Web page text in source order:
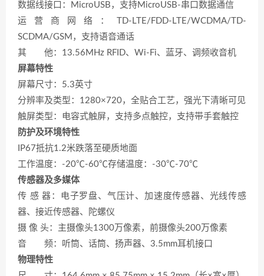
数据线接口：MicroUSB，支持MicroUSB-串口数据通信
运营商网络：TD-LTE/FDD-LTE/WCDMA/TD-
SCDMA/GSM，支持语音通话
其 他：13.56MHz RFID、Wi-Fi、蓝牙、调频收音机
屏幕特性
屏幕尺寸：5.3英寸
分辨率及类型：1280×720，全贴合工艺，强光下清晰可见
触屏类型：电容式触屏，支持多点触控，支持带手套触控
防护及环境特性
IP67抵抗1.2米跌落至硬质地面
工作温度：-20℃-60℃存储温度：-30℃-70℃
传感器及多媒体
传 感 器：电子罗盘、气压计、加速度传感器、光线传感
器、接近传感器、陀螺仪
摄 像 头：主摄像头1300万像素，前摄像头200万像素
音 频：听筒、话筒、扬声器、3.5mm耳机接口
物理特性